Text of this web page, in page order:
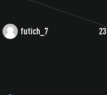
futich_7 23